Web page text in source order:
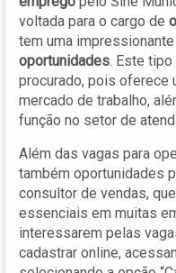
voltada para o cargo de
tem uma
oportunidades. Este
procurado, pois oferece
mercado de trabalho,
função no setor de
Além das vagas para
também oportunidades
consultor de vendas,
essenciais em muitas
interessarem pelas
cadastrar online,